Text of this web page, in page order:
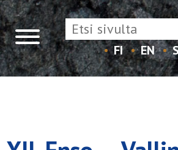
FI EN